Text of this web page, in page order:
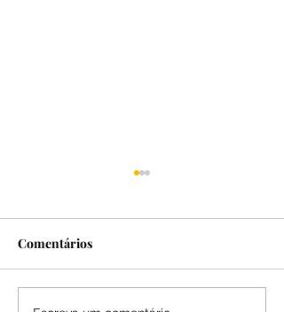
Comentários